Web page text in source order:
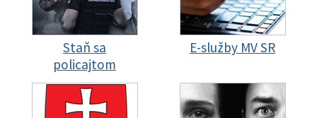
Staň sa
policajtom
E-služby MV SR